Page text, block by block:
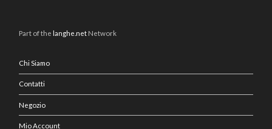
Part of thelanghe.net Network
Chi Siamo
Contatti
Negozio
Mio Account